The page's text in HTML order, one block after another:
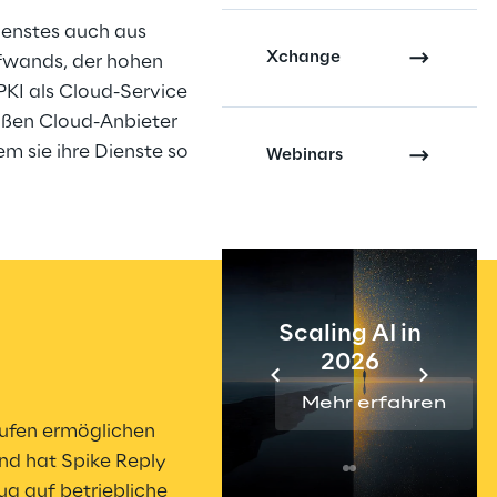
Xchange
Webinars
Scaling AI in
2026
Mehr erfahren
auch aus
der hohen
als Cloud-Service
Cloud-Anbieter
sie ihre Dienste so
ermöglichen
hat Spike Reply
auf betriebliche